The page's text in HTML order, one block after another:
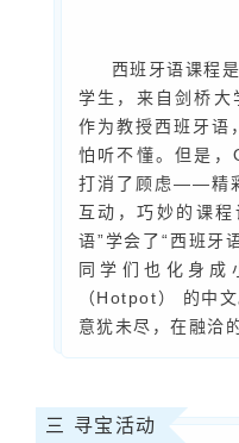
西班牙语课程是
学生，来自剑桥
作为教授西班牙语
怕听不懂。但是，
打消了顾虑——精
互动，巧妙的课
语”学会了“西班牙
同学们也化身成
（Hotpot） 的中文
意犹未尽，在融洽
三 寻宝活动